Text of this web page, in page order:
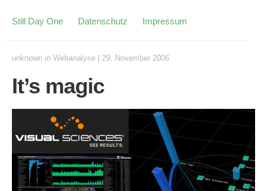
Still Day One Datenschutz Impressum
unknown in Webanalyse 29. November 2006
It’s magic